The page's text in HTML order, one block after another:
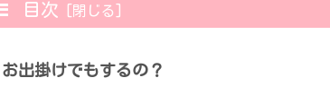
目次
出掛けでもするの？